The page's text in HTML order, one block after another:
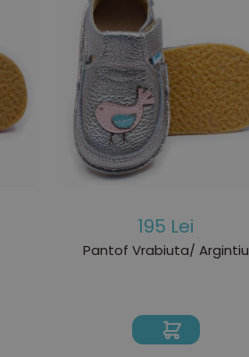
195 Lei
Pantof Vrabiuta/ Argintiu